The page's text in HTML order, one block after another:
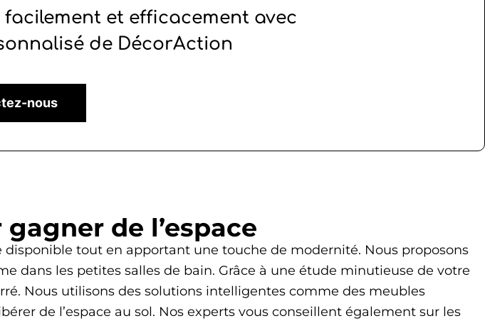
et efficacement avec
de DécorAction
nous
de l’espace
disponible tout en apportant une touche de modernité. Nous proposons
dans les petites salles de bain. Grâce à une étude minutieuse de votre
Nous utilisons des solutions intelligentes comme des meubles
de l’espace au sol. Nos experts vous conseillent également sur les